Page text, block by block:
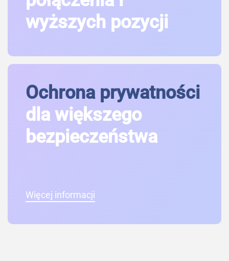
wyższych pozycji
Ochrona prywatności
dla większego
bezpieczeństwa
Więcej informacji